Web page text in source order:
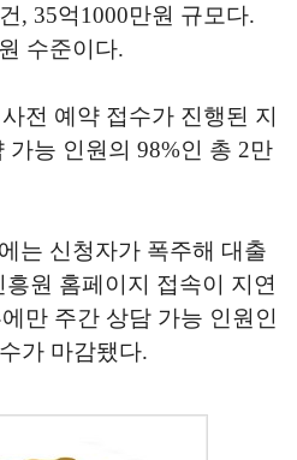
, 35억1000만원 규모다.
수준이다.
전 예약 접수가 진행된 지
가능 인원의 98%인 총 2만
는 신청자가 폭주해 대출
원 홈페이지 접속이 지연
만 주간 상담 가능 인원인
가 마감됐다.